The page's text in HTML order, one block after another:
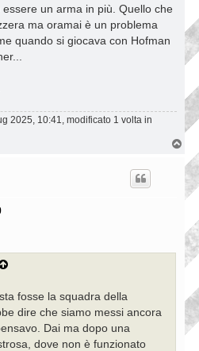
un arma in più. Quello che
ma oramai è un problema
quando si giocava con Hofman
2025, 10:41, modificato 1 volta in
p
fosse la squadra della
dire che siamo messi ancora
Dai ma dopo una
dove non è funzionato